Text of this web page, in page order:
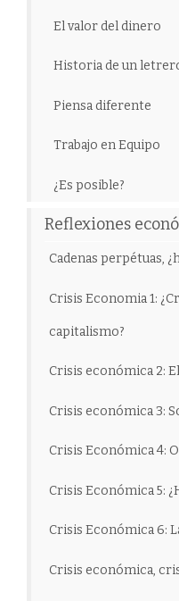
El valor del dinero
Historia de un
Piensa diferente
Trabajo en Equipo
¿Es posible?
Reflexiones
Cadenas perpétuas,
Crisis Economia 1:
capitalismo?
Crisis económica 2:
Crisis económica 3:
Crisis Económica 4:
Crisis Económica 5:
Crisis Económica 6:
Crisis económica,